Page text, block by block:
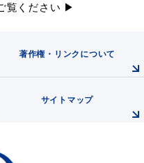
覧ください ▶
著作権・リンクについて
サイトマップ